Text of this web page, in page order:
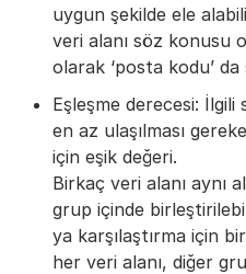
uygun şekilde ele
veri alanı söz konusu
olarak ‘posta kodu’ da
Eşleşme derecesi:
en az ulaşılması
için eşik değeri.
Birkaç veri alanı aynı
grup içinde
ya karşılaştırma için
her veri alanı, diğer